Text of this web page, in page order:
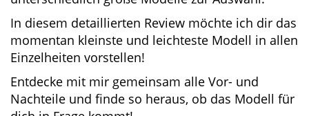
In diesem detaillierten Review möchte ich dir
das momentan kleinste und leichteste Modell
in allen Einzelheiten vorstellen!
Entdecke mit mir gemeinsam alle Vor- und
Nachteile und finde so heraus, ob das Modell